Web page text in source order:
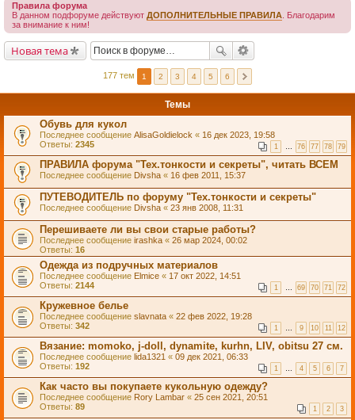
Правила форума
В данном подфоруме действуют ДОПОЛНИТЕЛЬНЫЕ ПРАВИЛА . Благодарим
за внимание к ним!
Новая тема
177 тем 1 2 3 4 5 6
Темы
Обувь для кукол
Последнее сообщение AlisaGoldielock « 16 дек 2023, 19:58
Ответы: 2345 1 … 76 77 78 79
ПРАВИЛА форума "Тех.тонкости и секреты", читать ВСЕМ
Последнее сообщение Divsha « 16 фев 2011, 15:37
ПУТЕВОДИТЕЛЬ по форуму "Тех.тонкости и секреты"
Последнее сообщение Divsha « 23 янв 2008, 11:31
Перешиваете ли вы свои старые работы?
Последнее сообщение irashka « 26 мар 2024, 00:02
Ответы: 16
Одежда из подручных материалов
Последнее сообщение Elmice « 17 окт 2022, 14:51
Ответы: 2144 1 … 69 70 71 72
Кружевное белье
Последнее сообщение slavnata « 22 фев 2022, 19:28
Ответы: 342 1 … 9 10 11 12
Вязание: momoko, j-doll, dynamite, kurhn, LIV, obitsu 27 см.
Последнее сообщение lida1321 « 09 дек 2021, 06:33
Ответы: 192 1 … 4 5 6 7
Как часто вы покупаете кукольную одежду?
Последнее сообщение Rory Lambar « 25 сен 2021, 20:51
Ответы: 89 1 2 3